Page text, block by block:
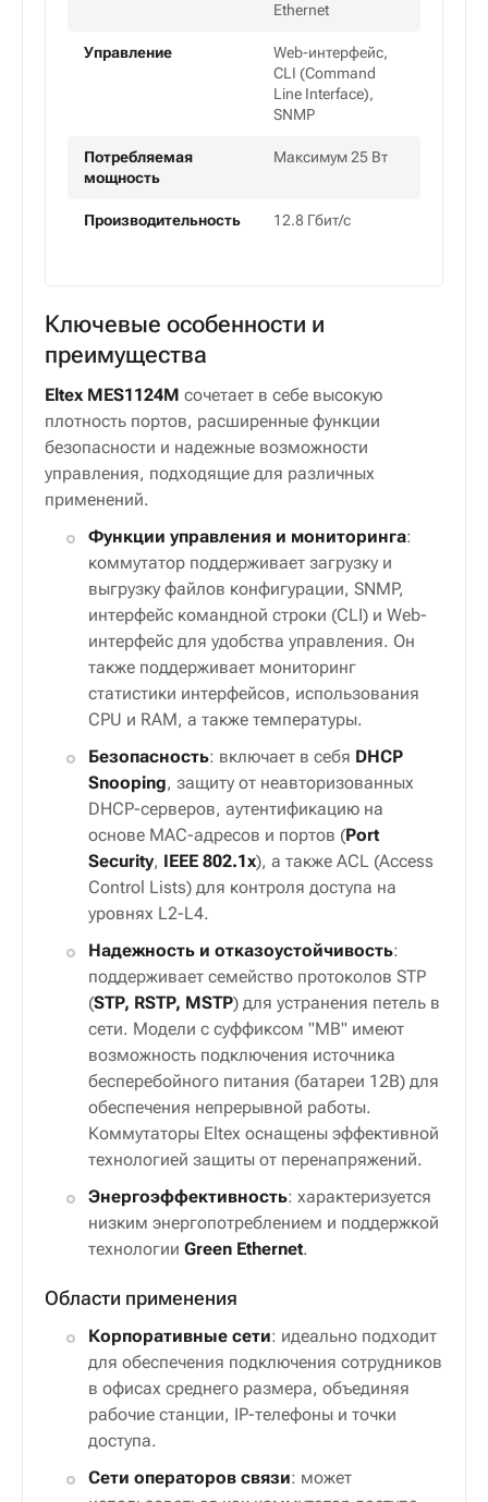
Ethernet
Управление
Web-интерфейс,
CLI (Command
Line Interface),
SNMP
Потребляемая
мощность
Максимум 25 Вт
Производительность 12.8 Гбит/с
Ключевые особенности и
преимущества
Eltex MES1124M сочетает в себе высокую
плотность портов, расширенные функции
безопасности и надежные возможности
управления, подходящие для различных
применений.
Функции управления и мониторинга:
коммутатор поддерживает загрузку и
выгрузку файлов конфигурации, SNMP,
интерфейс командной строки (CLI) и Web-
интерфейс для удобства управления. Он
также поддерживает мониторинг
статистики интерфейсов, использования
CPU и RAM, а также температуры.
Безопасность: включает в себя DHCP
Snooping, защиту от неавторизованных
DHCP-серверов, аутентификацию на
основе MAC-адресов и портов (Port
Security, IEEE 802.1x), а также ACL (Access
Control Lists) для контроля доступа на
уровнях L2-L4.
Надежность и отказоустойчивость:
поддерживает семейство протоколов STP
(STP, RSTP, MSTP) для устранения петель в
сети. Модели с суффиксом "MB" имеют
возможность подключения источника
бесперебойного питания (батареи 12В) для
обеспечения непрерывной работы.
Коммутаторы Eltex оснащены эффективной
технологией защиты от перенапряжений.
Энергоэффективность: характеризуется
низким энергопотреблением и поддержкой
технологии Green Ethernet.
Области применения
Корпоративные сети: идеально подходит
для обеспечения подключения сотрудников
в офисах среднего размера, объединяя
рабочие станции, IP-телефоны и точки
доступа.
Сети операторов связи: может